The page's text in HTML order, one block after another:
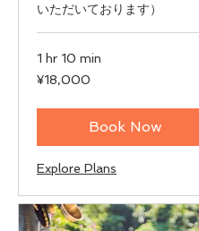
いただいております）
1 hr 10 min
18,000
Japanese
¥18,000
Book Now
Explore Plans